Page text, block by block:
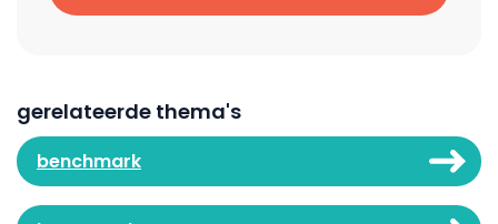
gerelateerde thema's
benchmark